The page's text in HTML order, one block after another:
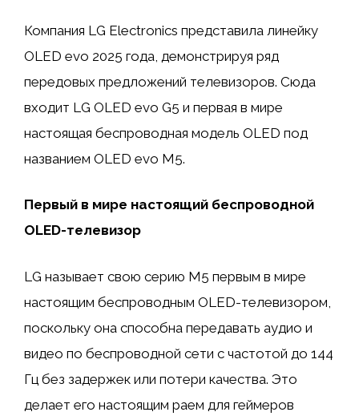
Компания LG Electronics представила линейку
OLED evo 2025 года, демонстрируя ряд
передовых предложений телевизоров. Сюда
входит LG OLED evo G5 и первая в мире
настоящая беспроводная модель OLED под
названием OLED evo M5.
Первый в мире настоящий беспроводной
OLED-телевизор
LG называет свою серию M5 первым в мире
настоящим беспроводным OLED-телевизором,
поскольку она способна передавать аудио и
видео по беспроводной сети с частотой до 144
Гц без задержек или потери качества. Это
делает его настоящим раем для геймеров